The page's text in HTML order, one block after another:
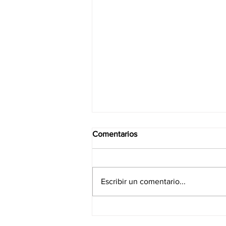
Comentarios
Escribir un comentario...